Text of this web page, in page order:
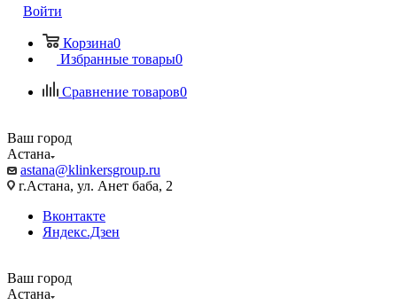
Войти
Корзина0
Избранные товары0
Сравнение товаров0
Ваш город
Астана
astana@klinkersgroup.ru
г.Астана, ул. Анет баба, 2
Вконтакте
Яндекс.Дзен
Ваш город
Астана